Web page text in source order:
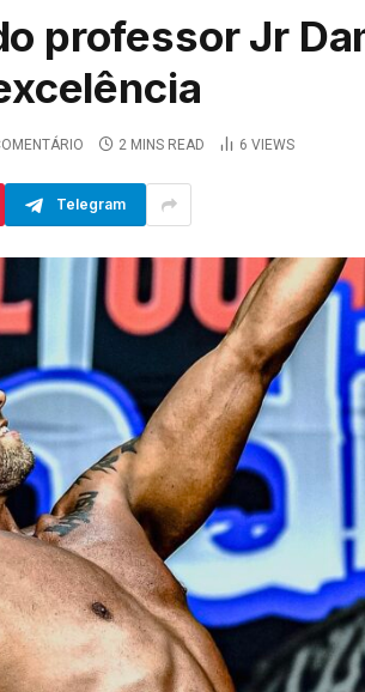
professor Jr
2 MINS READ 6 VIEWS
Telegram